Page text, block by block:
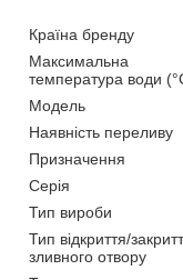
Країна бренду
Максимальна
температура води
Мoдель
Наявність переливу
Призначення
Серія
Тип вироби
Тип відкриття/
зливного отвору